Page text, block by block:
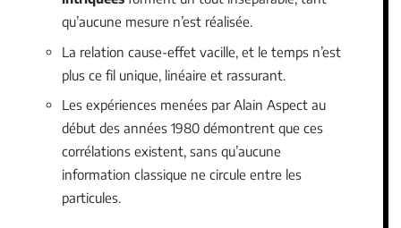
qu’aucune mesure n’est réalisée.
La relation cause-effet vacille, et le temps n’est
plus ce fil unique, linéaire et rassurant.
Les expériences menées par Alain Aspect au
début des années 1980 démontrent que ces
corrélations existent, sans qu’aucune
information classique ne circule entre les
particules.